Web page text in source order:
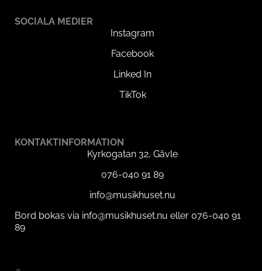
SOCIALA MEDIER
Instagram
Facebook
Linked In
TikTok
KONTAKTINFORMATION
Kyrkogatan 32, Gävle
076-040 91 89
info@musikhuset.nu
Bord bokas via info@musikhuset.nu eller 076-040 91
89